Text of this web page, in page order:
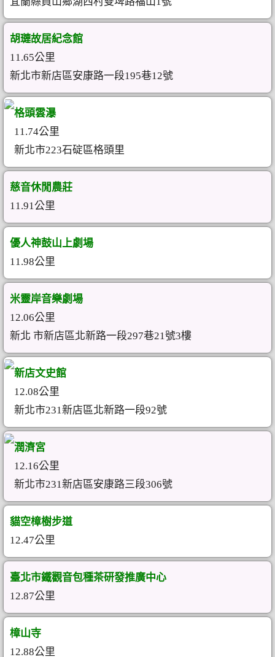
胡璉故居紀念館
11.65公里
新北市新店區安康路一段195巷12號
格頭雲瀑
11.74公里
新北市223石碇區格頭里
慈音休閒農莊
11.91公里
優人神鼓山上劇場
11.98公里
米靈岸音樂劇場
12.06公里
新北 市新店區北新路一段297巷21號3樓
新店文史館
12.08公里
新北市231新店區北新路一段92號
潤濟宮
12.16公里
新北市231新店區安康路三段306號
貓空樟樹步道
12.47公里
臺北市鐵觀音包種茶研發推廣中心
12.87公里
樟山寺
12.88公里